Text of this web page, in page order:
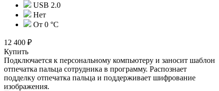
USB 2.0
Нет
От 0 °C
12 400 ₽
Купить
Подключается к персональному компьютеру и заносит шаблон
отпечатка пальца сотрудника в программу. Распознает
подделку отпечатка пальца и поддерживает шифрование
изображения.